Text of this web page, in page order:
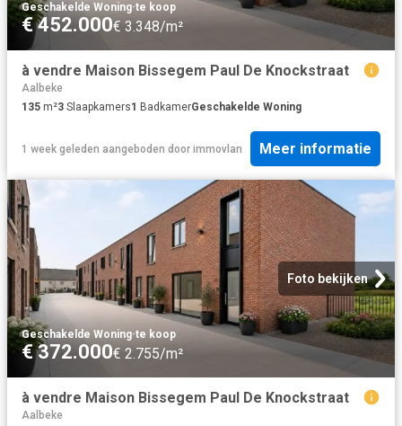
Geschakelde Woning·te koop
€ 452.000€ 3.348/m²
à vendre Maison Bissegem Paul De Knockstraat
Aalbeke
135 m²3 Slaapkamers1 BadkamerGeschakelde Woning
1 week geleden aangeboden door immovlan Meer informatie
Foto bekijken
Geschakelde Woning·te koop
€ 372.000€ 2.755/m²
à vendre Maison Bissegem Paul De Knockstraat
Aalbeke